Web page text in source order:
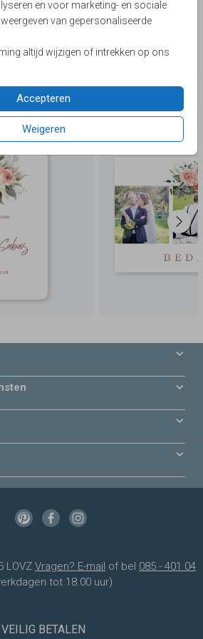
en voor marketing- en sociale
van gepersonaliseerde
altijd wijzigen of intrekken op ons
Accepteren
Weigeren
wellicht ook iets voor je
LOVZ Vragen? E-mail of bel 085 - 401 04
tot 18.00 uur)
VEILIG BETALEN